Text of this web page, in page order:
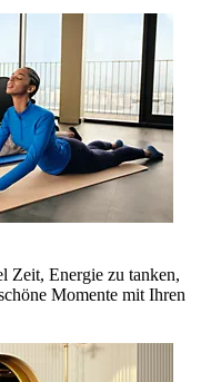
Zeit, Energie zu tanken,
Momente mit Ihren